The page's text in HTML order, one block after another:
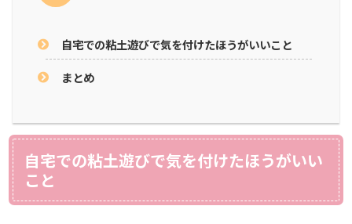
自宅での粘土遊びで気を付けたほうがいいこと
まとめ
自宅での粘土遊びで気を付けたほうがいい
こと